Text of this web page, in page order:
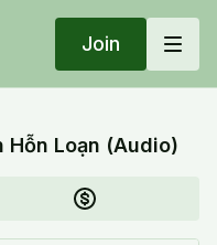
Join
Hỗn Loạn (Audio)